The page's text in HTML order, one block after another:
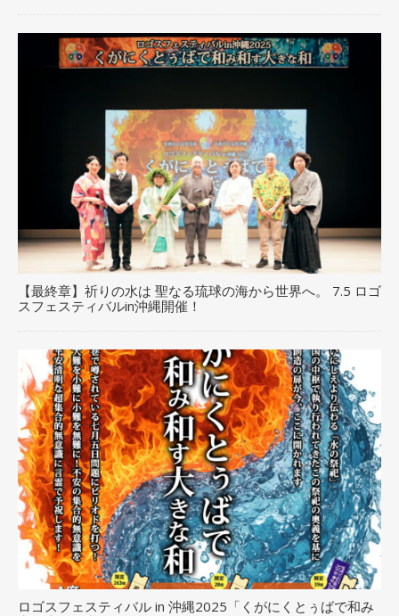
【最終章】祈りの水は 聖なる琉球の海から世界へ。 7.5 ロゴ
スフェスティバルin沖縄開催！
ロゴスフェスティバル in 沖縄2025「くがにくとぅばで和み